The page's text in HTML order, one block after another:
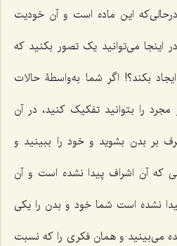
این ماده است و آن خودیت
مى‌توانید یک تصور بکنید که
بکند؟! اگر شما به‌واسطۀ حالات
را بتوانید تفکیک کنید، در آن
بر بدن بشوید و خود را ببینید و
که آن اشراف پیدا نشده است و آن
نشده است شما خود و بدن را یکى
مى‌بینید و همان فکرى را که نسبت